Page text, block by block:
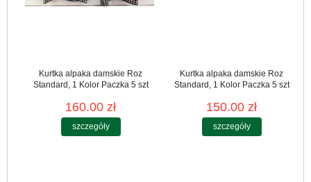
Kurtka alpaka damskie Roz
Standard, 1 Kolor Paczka 5 szt
160.00 zł
szczegóły
Kurtka alpaka damskie Roz
Standard, 1 Kolor Paczka 5 szt
150.00 zł
szczegóły